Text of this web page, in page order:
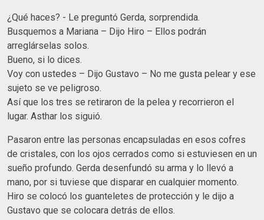
¿Qué haces? - Le preguntó Gerda, sorprendida.
Busquemos a Mariana – Dijo Hiro – Ellos podrán
arreglárselas solos.
Bueno, si lo dices.
Voy con ustedes – Dijo Gustavo – No me gusta pelear y ese
sujeto se ve peligroso.
Así que los tres se retiraron de la pelea y recorrieron el
lugar. Asthar los siguió.
Pasaron entre las personas encapsuladas en esos cofres
de cristales, con los ojos cerrados como si estuviesen en un
sueño profundo. Gerda desenfundó su arma y lo llevó a
mano, por si tuviese que disparar en cualquier momento.
Hiro se colocó los guanteletes de protección y le dijo a
Gustavo que se colocara detrás de ellos.